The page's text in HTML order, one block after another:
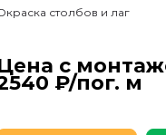
столбов и лаг
с
₽/пог. м